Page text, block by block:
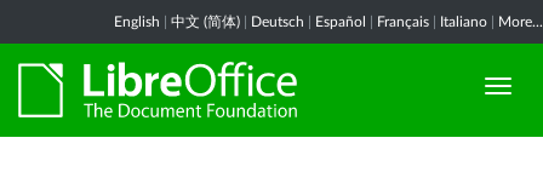
English 中文 (简体) Deutsch Español Français Italiano More...